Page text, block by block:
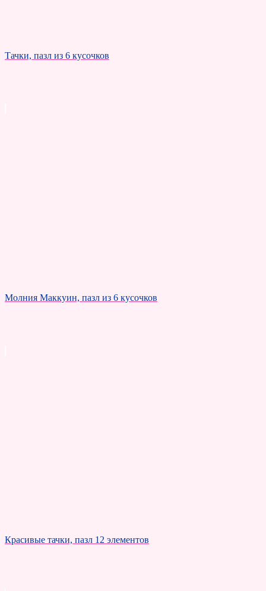
Тачки, пазл из 6 кусочков
Молния Маккуин, пазл из 6 кусочков
Красивые тачки, пазл 12 элементов